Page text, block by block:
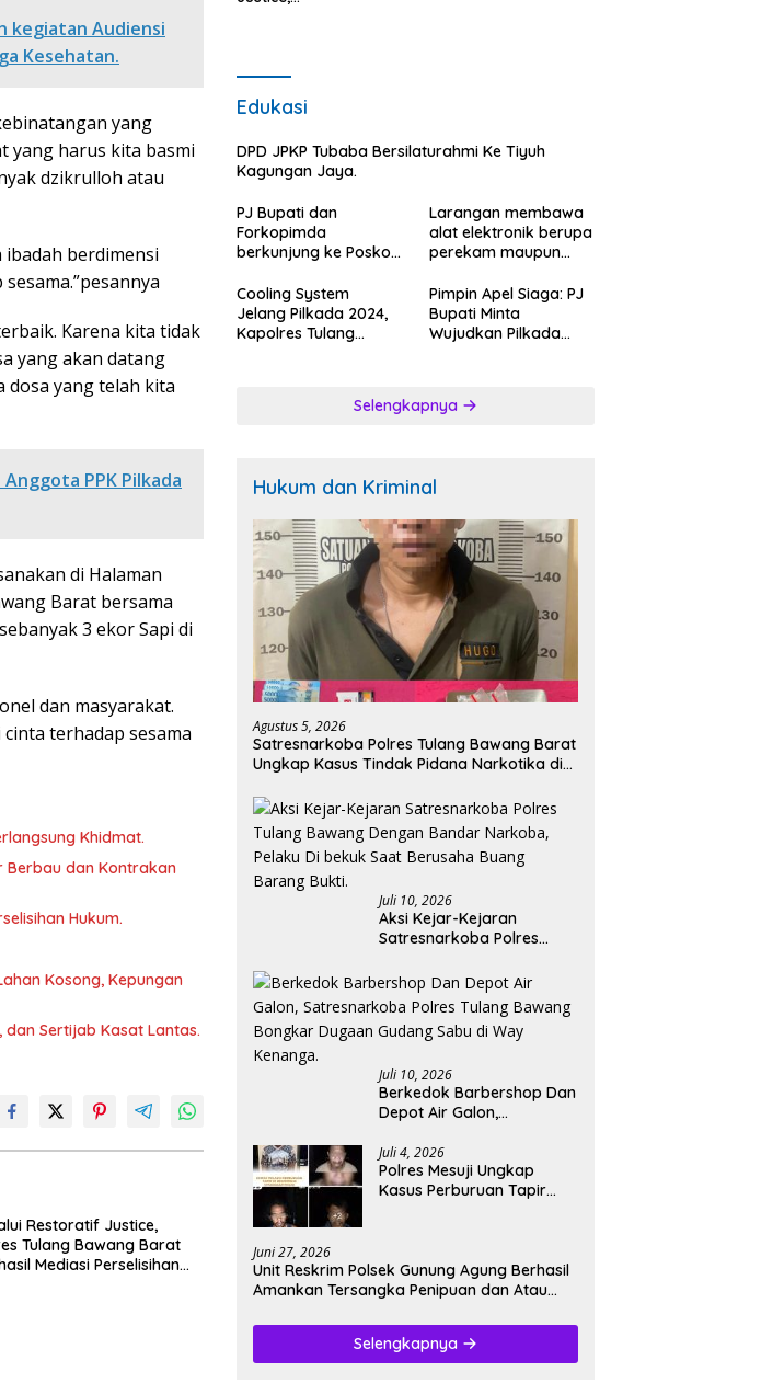
kegiatan Audiensi
Kesehatan.
yang
yang harus kita basmi
dzikrulloh atau
berdimensi
Karena kita tidak
yang akan datang
dosa yang telah kita
PPK Pilkada
di Halaman
Barat bersama
3 ekor Sapi di
dan masyarakat.
terhadap sesama
Khidmat.
Berbau dan Kontrakan
Hukum.
Kosong, Kepungan
dan Sertijab Kasat Lantas.
Restoratif Justice,
Tulang Bawang Barat
Mediasi Perselisihan
Berhasil
Mediasi
Perselisihan
Edukasi
DPD JPKP Tubaba Bersilaturahmi Ke Tiyuh
Kagungan Jaya.
PJ Bupati dan
Forkopimda
berkunjung ke Posko
Kotak Kosong:ini
tanggapan Jubir
R2TB.
Larangan membawa
alat elektronik berupa
perekam maupun
mencoblos di bilik
suara.
Cooling System
Jelang Pilkada 2024,
Kapolres Tulang
Bupati dan Posko
Pimpin Apel Siaga: PJ
Bupati Minta
Wujudkan Pilkada
Selengkapnya
Hukum dan Kriminal
Agustus 5, 2026
Satresnarkoba Polres Tulang Bawang Barat
Ungkap Kasus Tindak Pidana Narkotika di
Juli 10, 2026
Aksi Kejar-Kejaran
Satresnarkoba Polres
Bandar Narkoba, Pelaku
Di bekuk Saat Berusaha
Buang Barang Bukti.
Juli 10, 2026
Berkedok Barbershop Dan
Depot Air Galon,
Tulang Bawang Bongkar
Dugaan Gudang Sabu di
Way Kenanga.
Juli 4, 2026
‎Polres Mesuji Ungkap
Kasus Perburuan Tapir
Juni 27, 2026
Unit Reskrim Polsek Gunung Agung Berhasil
Amankan Tersangka Penipuan dan Atau
Selengkapnya